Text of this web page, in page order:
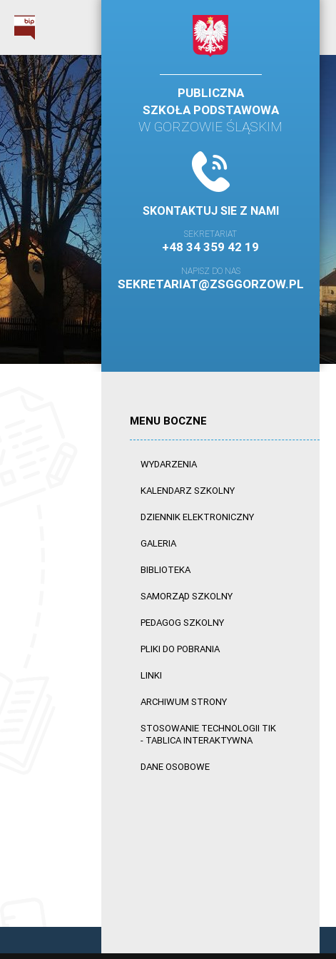
PUBLICZNA
SZKOŁA PODSTAWOWA
W GORZOWIE ŚLĄSKIM
SKONTAKTUJ SIE Z NAMI
SEKRETARIAT
+48 34 359 42 19
NAPISZ DO NAS
SEKRETARIAT@ZSGGORZOW.PL
MENU BOCZNE
WYDARZENIA
KALENDARZ SZKOLNY
DZIENNIK ELEKTRONICZNY
GALERIA
BIBLIOTEKA
SAMORZĄD SZKOLNY
PEDAGOG SZKOLNY
PLIKI DO POBRANIA
LINKI
ARCHIWUM STRONY
STOSOWANIE TECHNOLOGII TIK
- TABLICA INTERAKTYWNA
DANE OSOBOWE